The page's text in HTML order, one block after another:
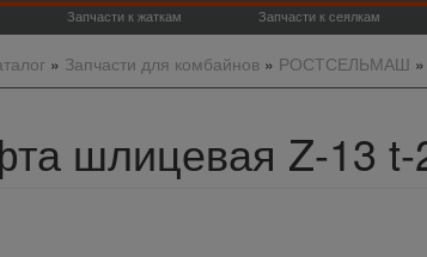
Запчасти к жаткам Запчасти к сеялкам
» Запчасти для комбайнов» РОСТСЕЛЬМАШ »
шлицевая Z-13